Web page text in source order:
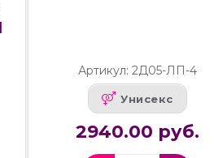
Артикул: 2Д05-ЛП-4
Унисекс
2940.00 руб.